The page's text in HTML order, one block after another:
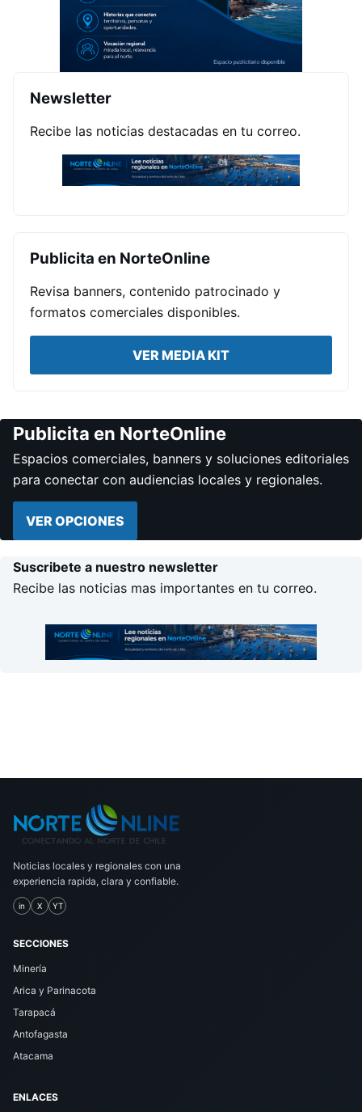
Newsletter
Recibe las noticias destacadas en tu correo.
Publicita en NorteOnline
Revisa banners, contenido patrocinado y
formatos comerciales disponibles.
VER MEDIA KIT
Publicita en NorteOnline
Espacios comerciales, banners y soluciones editoriales
para conectar con audiencias locales y regionales.
VER OPCIONES
Suscribete a nuestro newsletter
Recibe las noticias mas importantes en tu correo.
Noticias locales y regionales con una
experiencia rapida, clara y confiable.
in X YT
SECCIONES
Minería
Arica y Parinacota
Tarapacá
Antofagasta
Atacama
ENLACES